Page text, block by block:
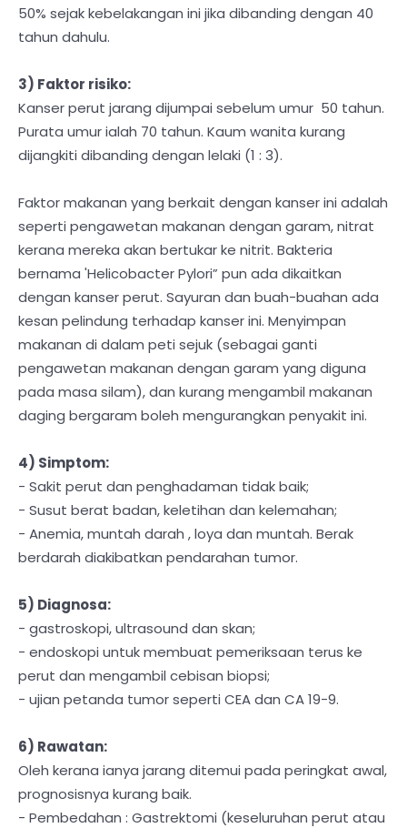
50% sejak kebelakangan ini jika dibanding dengan 40
tahun dahulu.
3) Faktor risiko:
Kanser perut jarang dijumpai sebelum umur 50 tahun.
Purata umur ialah 70 tahun. Kaum wanita kurang
dijangkiti dibanding dengan lelaki (1 : 3).
Faktor makanan yang berkait dengan kanser ini adalah
seperti pengawetan makanan dengan garam, nitrat
kerana mereka akan bertukar ke nitrit. Bakteria
bernama 'Helicobacter Pylori” pun ada dikaitkan
dengan kanser perut. Sayuran dan buah-buahan ada
kesan pelindung terhadap kanser ini. Menyimpan
makanan di dalam peti sejuk (sebagai ganti
pengawetan makanan dengan garam yang diguna
pada masa silam), dan kurang mengambil makanan
daging bergaram boleh mengurangkan penyakit ini.
4) Simptom:
- Sakit perut dan penghadaman tidak baik;
- Susut berat badan, keletihan dan kelemahan;
- Anemia, muntah darah , loya dan muntah. Berak
berdarah diakibatkan pendarahan tumor.
5) Diagnosa:
- gastroskopi, ultrasound dan skan;
- endoskopi untuk membuat pemeriksaan terus ke
perut dan mengambil cebisan biopsi;
- ujian petanda tumor seperti CEA dan CA 19-9.
6) Rawatan:
Oleh kerana ianya jarang ditemui pada peringkat awal,
prognosisnya kurang baik.
- Pembedahan : Gastrektomi (keseluruhan perut atau